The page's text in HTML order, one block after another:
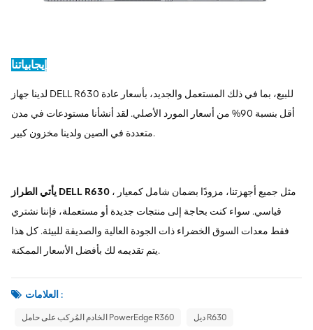
إيجابياتنا
لدينا جهاز DELL R630 للبيع، بما في ذلك المستعمل والجديد، بأسعار عادة
أقل بنسبة 90% من أسعار المورد الأصلي. لقد أنشأنا مستودعات في مدن
متعددة في الصين ولدينا مخزون كبير.
يأتي الطراز DELL R630 ، مثل جميع أجهزتنا، مزودًا بضمان شامل كمعيار
قياسي. سواء كنت بحاجة إلى منتجات جديدة أو مستعملة، فإننا نشتري
فقط معدات السوق الخضراء ذات الجودة العالية والصديقة للبيئة. كل هذا
يتم تقديمه لك بأفضل الأسعار الممكنة.
العلامات :
الخادم المُركب على حامل PowerEdge R360 ديل R630